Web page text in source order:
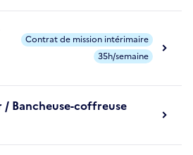
Contrat de mission intérimaire
35h/semaine
Bancheuse-coffreuse